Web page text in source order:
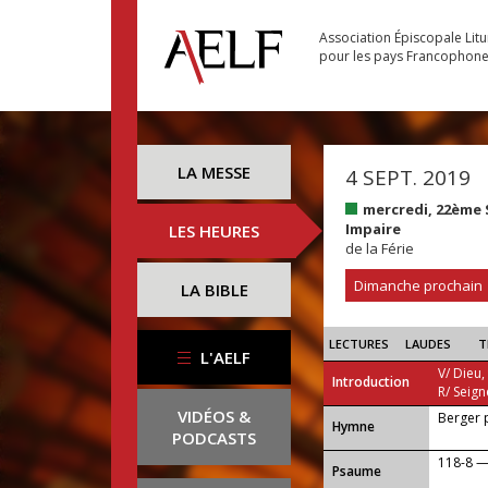
Association Épiscopale
pour les pays
LA MESSE
LES HEURES
LA BIBLE
L'AELF
VIDÉOS &
PODCASTS
4 SEPT. 2019
mercredi,
Impaire
de la Férie
Dimanche prochain
LECTURES LAUDES
Introduction
V/
R/
...
Hymne Berger
Psaume 118-8